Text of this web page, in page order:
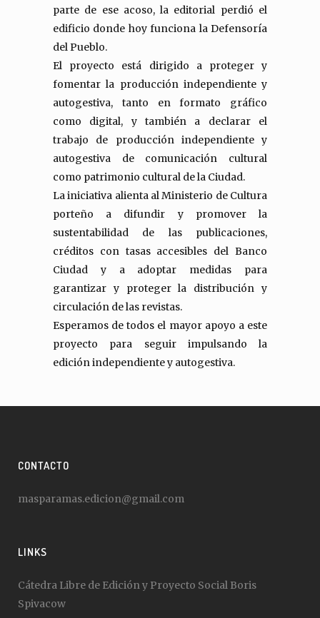
parte de ese acoso, la editorial perdió el
edificio donde hoy funciona la Defensoría
del Pueblo.
El proyecto está dirigido a proteger y
fomentar la producción independiente y
autogestiva, tanto en formato gráfico
como digital, y también a declarar el
trabajo de producción independiente y
autogestiva de comunicación cultural
como patrimonio cultural de la Ciudad.
La iniciativa alienta al Ministerio de Cultura
porteño a difundir y promover la
sustentabilidad de las publicaciones,
créditos con tasas accesibles del Banco
Ciudad y a adoptar medidas para
garantizar y proteger la distribución y
circulación de las revistas.
Esperamos de todos el mayor apoyo a este
proyecto para seguir impulsando la
edición independiente y autogestiva.
CONTACTO
masparamas.edicion@gmail.com
LINKS
Cátedra Libre de Edición y Proyecto Social Boris
Spivacow